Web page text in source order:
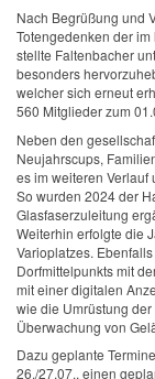
Nach Begrüßung und
Totengedenken der
stellte Faltenbacher
besonders
welcher sich erneut
560 Mitglieder zum
Neben den
Neujahrscups,
es im weiteren Verlauf
So wurden 2024 der
Glasfaserzuleitung
Weiterhin erfolgte die
Varioplatzes.
Dorfmittelpunkts mit
mit einer digitalen
wie die Umrüstung
Überwachung von
Dazu geplante
26./27.07., einen